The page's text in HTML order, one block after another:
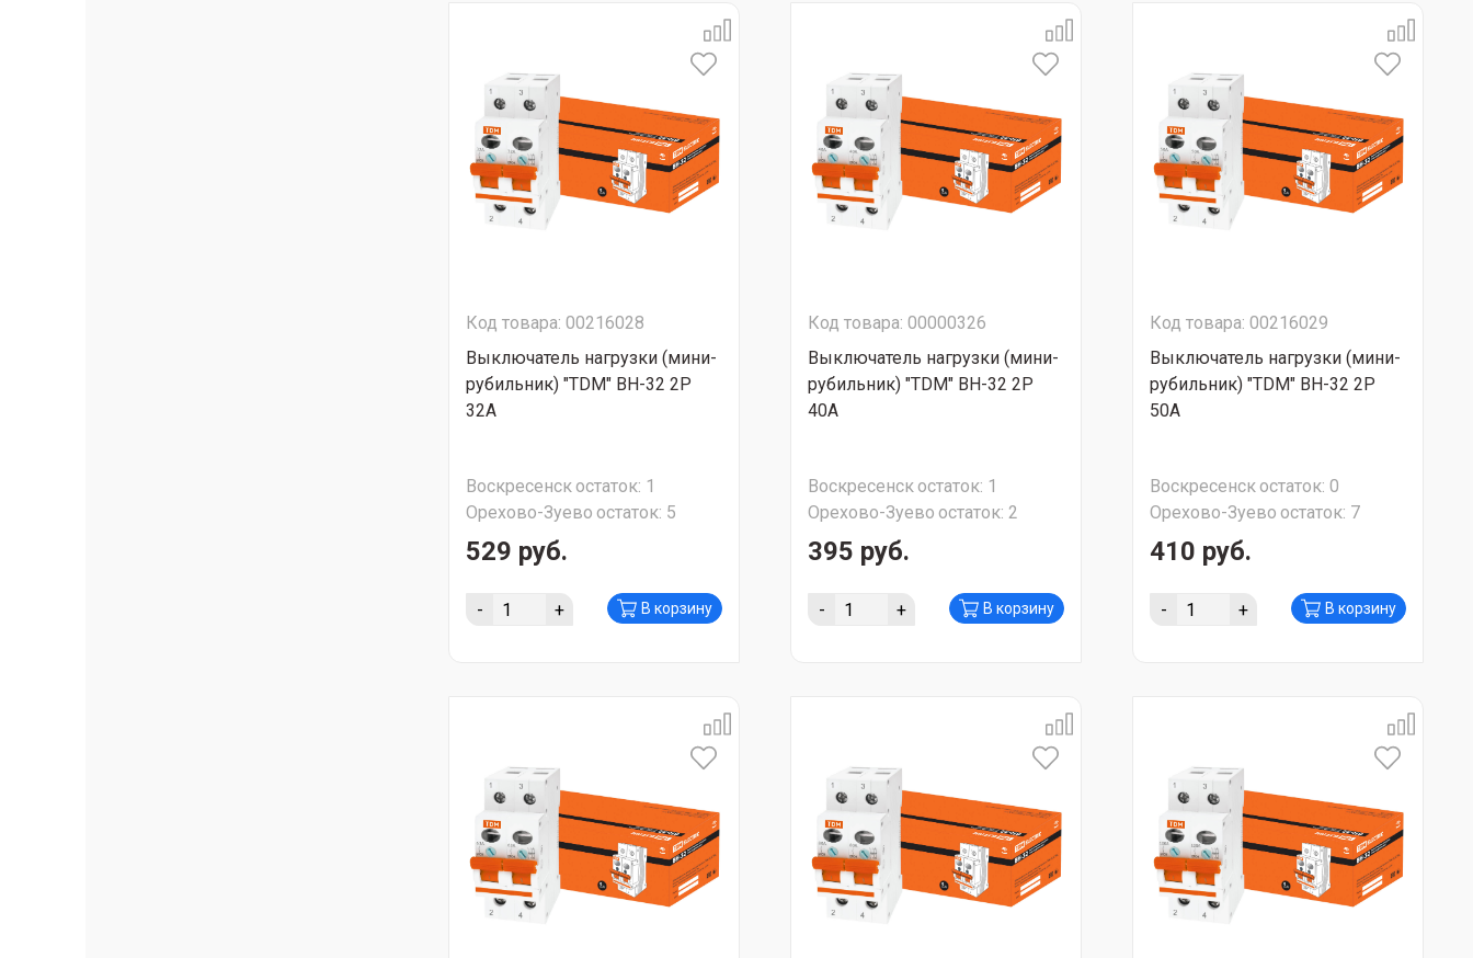
Код товара: 00216028
Выключатель нагрузки (мини-
рубильник) "TDM" ВН-32 2Р
32А
Воскресенскостаток: 1
Орехово-Зуево остаток: 5
529 руб.
- + В корзину
Код товара: 00000326
Выключатель нагрузки (мини-
рубильник) "TDM" ВН-32 2Р
40А
Воскресенскостаток: 1
Орехово-Зуево остаток: 2
395 руб.
- + В корзину
Код товара: 00216029
Выключатель нагрузки (мини-
рубильник) "TDM" ВН-32 2Р
50А
Воскресенскостаток: 0
Орехово-Зуево остаток: 7
410 руб.
- + В корзину